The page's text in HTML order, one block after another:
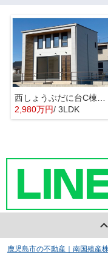
2,980万円/ 3LDK
鹿児島市の不動産｜南国殖産